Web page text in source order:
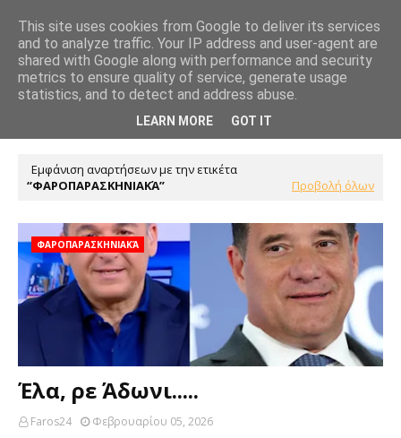
Εμφάνιση αναρτήσεων με την ετικέτα
ΦΑΡΟΠΑΡΑΣΚΗΝΙΑΚΆ
Προβολή όλων
ΦΑΡΟΠΑΡΑΣΚΗΝΙΑΚΆ
Έλα, ρε Άδωνι.....
Faros24 Φεβρουαρίου 05, 2026
This site uses cookies from Google to deliver its services
and to analyze traffic. Your IP address and user-agent are
shared with Google along with performance and security
metrics to ensure quality of service, generate usage
statistics, and to detect and address abuse.
LEARN MORE GOT IT